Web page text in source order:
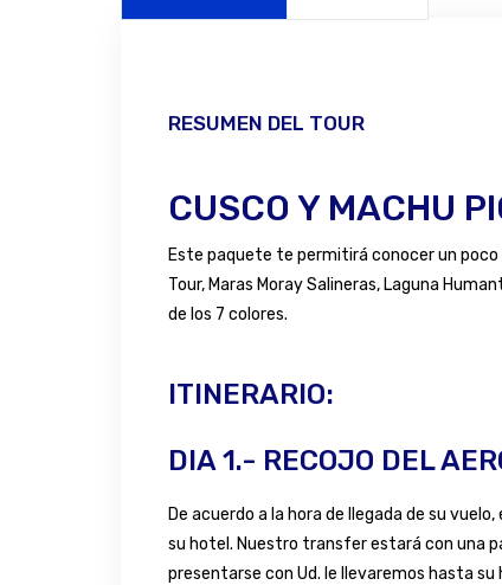
RESUMEN DEL TOUR
CUSCO Y MACHU
Este paquete te permitirá conocer un poco
Tour, Maras Moray Salineras, Laguna
de los 7 colores.
ITINERARIO:
DIA 1.- RECOJO DEL
De acuerdo a la hora de llegada de su
su hotel. Nuestro transfer estará con una
presentarse con Ud. le llevaremos hasta